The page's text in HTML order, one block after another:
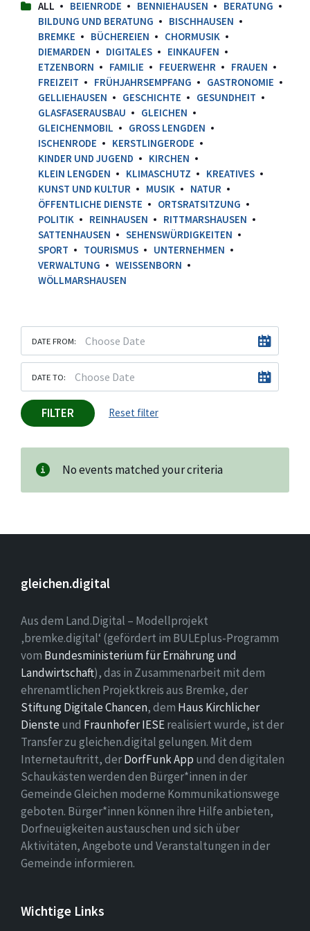
ALL BEIENRODE BENNIEHAUSEN
BERATUNG
BILDUNG UND BERATUNG
BISCHHAUSEN
BREMKE
BÜCHEREIEN
CHORMUSIK
DIEMARDEN
DIGITALES
EINKAUFEN
ETZENBORN
FAMILIE FEUERWEHR
FRAUEN
FREIZEIT
FRÜHJAHRSEMPFANG
GASTRONOMIE
GELLIEHAUSEN
GESCHICHTE
GESUNDHEIT
GLASFASERAUSBAU
GLEICHEN
GLEICHENMOBIL
GROSS LENGDEN
ISCHENRODE
KERSTLINGERODE
KINDER UND JUGEND
KIRCHEN
KLEIN LENGDEN
KLIMASCHUTZ
KREATIVES
KUNST UND KULTUR
MUSIK
NATUR
ÖFFENTLICHE DIENSTE
ORTSRATSITZUNG
POLITIK
REINHAUSEN
RITTMARSHAUSEN
SATTENHAUSEN
SEHENSWÜRDIGKEITEN
SPORT
TOURISMUS
UNTERNEHMEN
VERWALTUNG
WEISSENBORN
WÖLLMARSHAUSEN
DATE FROM:
DATE TO:
FILTER Reset filter
No events matched your criteria
gleichen.digital
Aus dem Land.Digital – Modellprojekt
‚bremke.digital‘ (gefördert im BULEplus-Programm
vom Bundesministerium für Ernährung und
Landwirtschaft), das in Zusammenarbeit mit dem
ehrenamtlichen Projektkreis aus Bremke, der
Stiftung Digitale Chancen, dem Haus Kirchlicher
Dienste und Fraunhofer IESErealisiert wurde, ist der
Transfer zu gleichen.digital gelungen. Mit dem
Internetauftritt, derDorfFunk App und den digitalen
Schaukästen werden den Bürger*innen in der
Gemeinde Gleichen moderne Kommunikationswege
geboten. Bürger*innen können ihre Hilfe anbieten,
Dorfneuigkeiten austauschen und sich über
Aktivitäten, Angebote und Veranstaltungen in der
Gemeinde informieren.
Wichtige Links